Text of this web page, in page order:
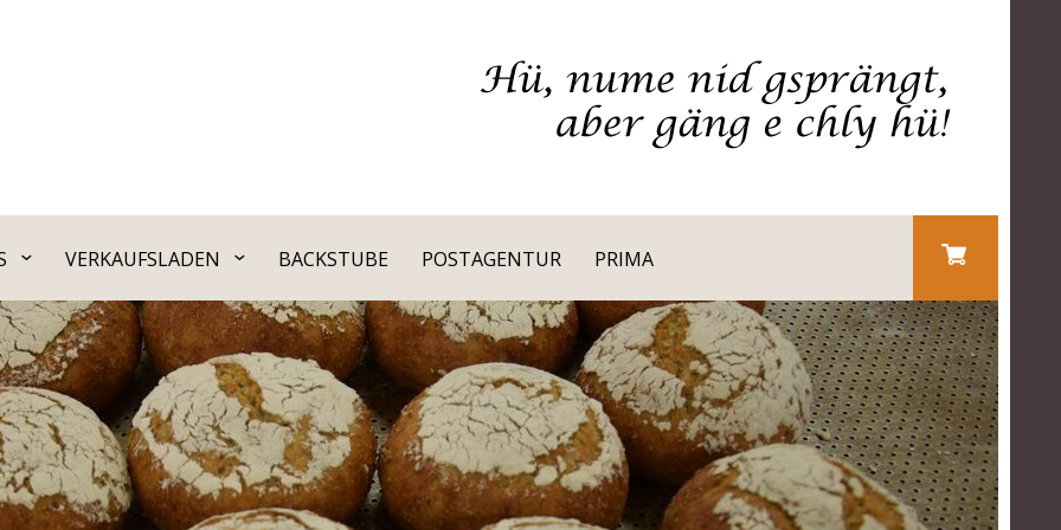
VERKAUFSLADEN BACKSTUBE POSTAGENTUR PRIMA